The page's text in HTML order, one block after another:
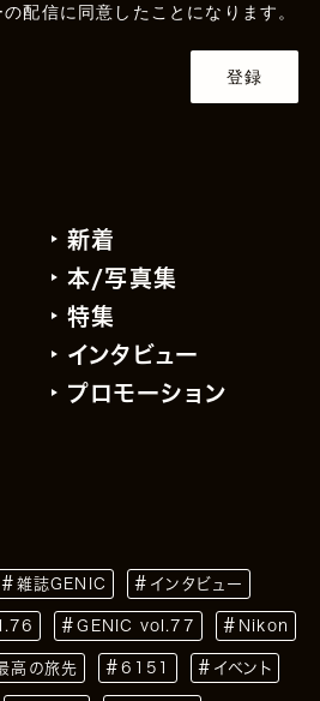
配信に同意したことになります。
登録
新着
本/写真集
特集
インタビュー
プロモーション
雑誌GENIC インタビュー
GENIC vol.77 Nikon
高の旅先 6151 イベント